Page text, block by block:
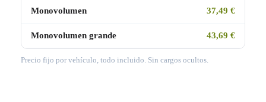
Monovolumen 37,49 €
Monovolumen grande 43,69 €
Precio fijo por vehículo, todo incluido. Sin cargos ocultos.